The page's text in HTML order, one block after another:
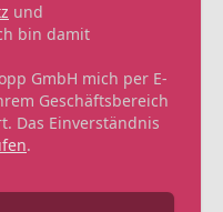
und
bin damit
GmbH mich per E-
Geschäftsbereich
Das Einverständnis
.